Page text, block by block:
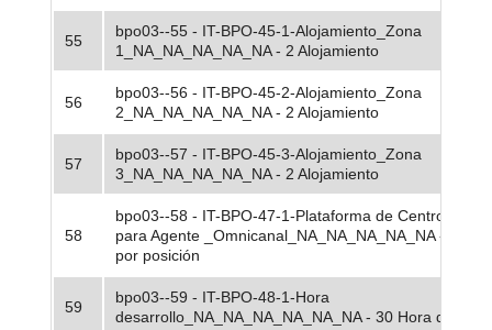
55
bpo03--55 - IT-BPO-45-1-Alojamiento_Zona
1_NA_NA_NA_NA_NA - 2 Alojamiento
56
bpo03--56 - IT-BPO-45-2-Alojamiento_Zona
2_NA_NA_NA_NA_NA - 2 Alojamiento
57
bpo03--57 - IT-BPO-45-3-Alojamiento_Zona
3_NA_NA_NA_NA_NA - 2 Alojamiento
58
bpo03--58 - IT-BPO-47-1-Plataforma de Centro de
para Agente _Omnicanal_NA_NA_NA_NA_NA - 201
por posición
59
bpo03--59 - IT-BPO-48-1-Hora
desarrollo_NA_NA_NA_NA_NA_NA - 30 Hora